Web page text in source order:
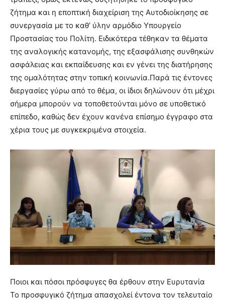
ζήτημα και η εποπτική διαχείριση της Αυτοδιοίκησης σε
συνεργασία με το καθ’ ύλην αρμόδιο Υπουργείο
Προστασίας του Πολίτη. Ειδικότερα τέθηκαν τα θέματα
της αναλογικής κατανομής, της εξασφάλισης συνθηκών
ασφάλειας και εκπαίδευσης και εν γένει της διατήρησης
της ομαλότητας στην τοπική κοινωνία.Παρά τις έντονες
διεργασίες γύρω από το θέμα, οι ίδιοι δηλώνουν ότι μέχρι
σήμερα μπορούν να τοποθετούνται μόνο σε υποθετικό
επίπεδο, καθώς δεν έχουν κανένα επίσημο έγγραφο στα
χέρια τους με συγκεκριμένα στοιχεία.
Ποιοι και πόσοι πρόσφυγες θα έρθουν στην Ευρυτανία
Το προσφυγικό ζήτημα απασχολεί έντονα τον τελευταίο